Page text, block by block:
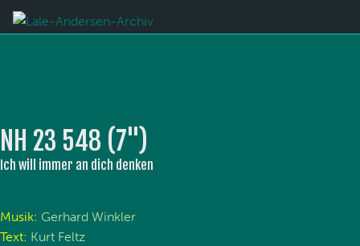
NH 23 548 (7'')
Ich will immer an dich denken
Musik: Gerhard Winkler
Text: Kurt Feltz